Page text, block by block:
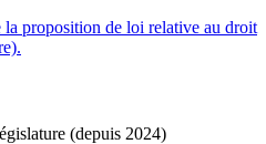
la proposition de loi relative au droit
(depuis 2024)